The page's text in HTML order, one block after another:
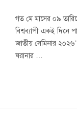
গত মে মাসের ০৯
বিশ্বব্যাপী একই দিনে
জাতীয় সেমিনার ২০২৬’
ঘরানার …